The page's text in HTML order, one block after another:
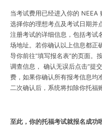
当考试费用已经进入你的 NEEA
选择你的理想考点及考试日期并
注册考试的详细信息，包括考试
场地址。若你确认以上信息都正
导你前往“填写报名表”的页面。
调查信息， 确认无误后点击“提
费，如果你确认所有报考信息均
二次确认后，系统将扣除你托福
至此，你的托福考试就报名成功